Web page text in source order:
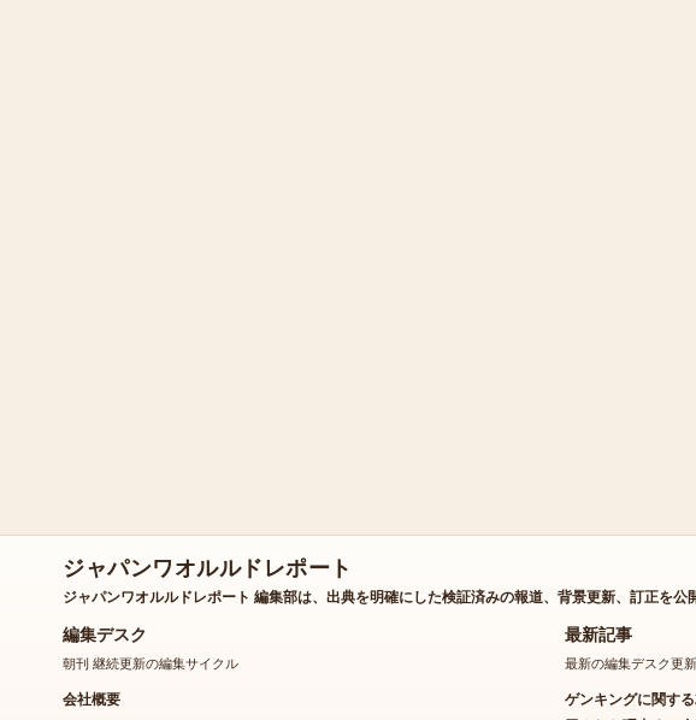
ジャパンワオルルドレポート
ジャパンワオルルドレポート 編集部は、出典を明確にした検証済みの報道、背景更新、訂正を公
編集デスク
朝刊 継続更新の編集サイクル
会社概要
最新記事
最新の編集デスク更
ゲンキングに関す